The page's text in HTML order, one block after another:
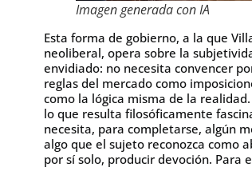
Imagen generada con IA
Esta forma de gobierno, a la que
neoliberal, opera sobre la
envidiado: no necesita convencer
reglas del mercado como
como la lógica misma de la realidad.
lo que resulta filosóficamente
necesita, para completarse, algún
algo que el sujeto reconozca como
por sí solo, producir devoción. Para